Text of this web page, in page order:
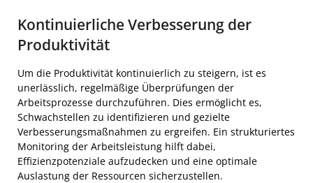
Kontinuierliche Verbesserung der
Produktivität
Um die Produktivität kontinuierlich zu steigern, ist es
unerlässlich, regelmäßige Überprüfungen der
Arbeitsprozesse durchzuführen. Dies ermöglicht es,
Schwachstellen zu identifizieren und gezielte
Verbesserungsmaßnahmen zu ergreifen. Ein strukturiertes
Monitoring der Arbeitsleistung hilft dabei,
Effizienzpotenziale aufzudecken und eine optimale
Auslastung der Ressourcen sicherzustellen.